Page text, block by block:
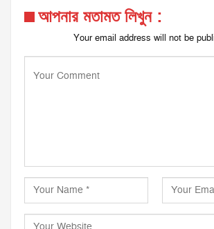
আপনার মতামত লিখুন :
Your email address will not be